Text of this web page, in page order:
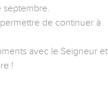
de continuer à
avec le Seigneur et
!